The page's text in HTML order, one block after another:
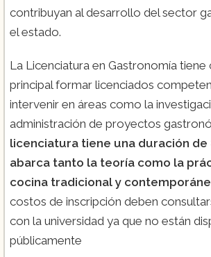
contribuyan al desarrollo del sector
el estado.
La Licenciatura en Gastronomía
principal formar licenciados
intervenir en áreas como la
administración de proyectos
licenciatura tiene una duración de
abarca tanto la teoría como la
cocina tradicional y
costos de inscripción deben
con la universidad ya que no están
públicamente